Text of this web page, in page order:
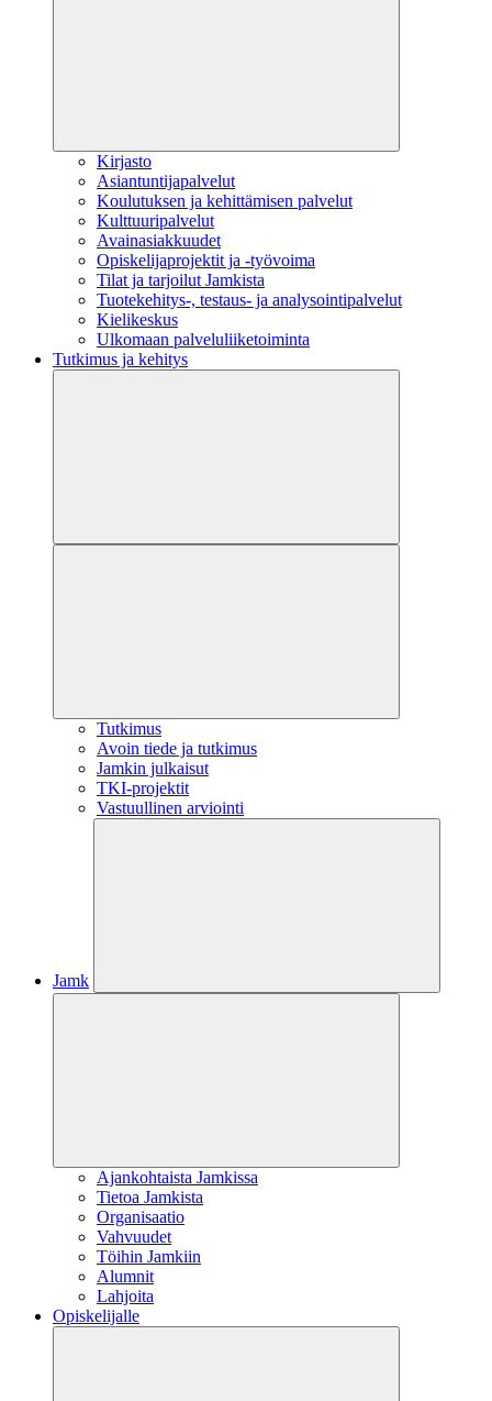
Kirjasto
Asiantuntijapalvelut
Koulutuksen ja kehittämisen palvelut
Kulttuuripalvelut
Avainasiakkuudet
Opiskelijaprojektit​ ja -työvoima
Tilat ja tarjoilut Jamkista
Tuotekehitys-, testaus- ja analysointipalvelut
Kielikeskus
Ulkomaan palveluliiketoiminta
Tutkimus ja kehitys
Tutkimus
Avoin tiede ja tutkimus
Jamkin julkaisut
TKI-projektit
Vastuullinen arviointi
Jamk
Ajankohtaista Jamkissa
Tietoa Jamkista
Organisaatio
Vahvuudet
Töihin Jamkiin
Alumnit
Lahjoita
Opiskelijalle